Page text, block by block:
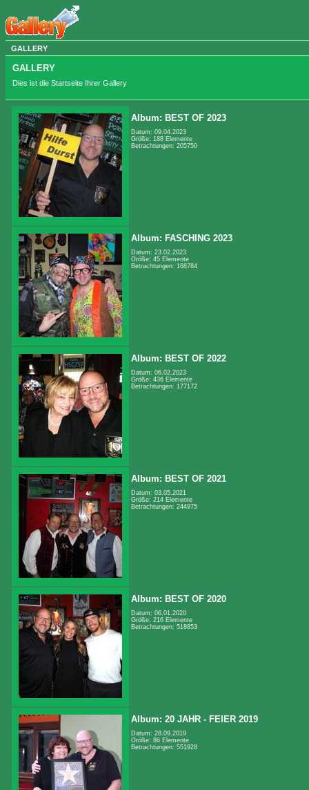
GALLERY
GALLERY
Dies ist die Startseite Ihrer Gallery
Album: BEST OF 2023
Datum: 09.04.2023
Größe: 188 Elemente
Betrachtungen: 205750
Album: FASCHING 2023
Datum: 23.02.2023
Größe: 45 Elemente
Betrachtungen: 168784
Album: BEST OF 2022
Datum: 06.02.2023
Größe: 436 Elemente
Betrachtungen: 177172
Album: BEST OF 2021
Datum: 03.05.2021
Größe: 214 Elemente
Betrachtungen: 244975
Album: BEST OF 2020
Datum: 06.01.2020
Größe: 216 Elemente
Betrachtungen: 518853
Album: 20 JAHR - FEIER 2019
Datum: 28.09.2019
Größe: 86 Elemente
Betrachtungen: 551928